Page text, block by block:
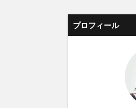
プロフィール